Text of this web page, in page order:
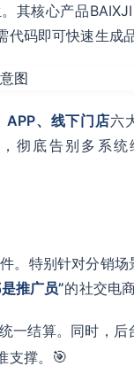
其核心产品
码即可快速生成
APP、线下门店六
彻底告别多系统
。特别针对分销场
推广员”的社交电
一结算。同时，后
撑。 🎯